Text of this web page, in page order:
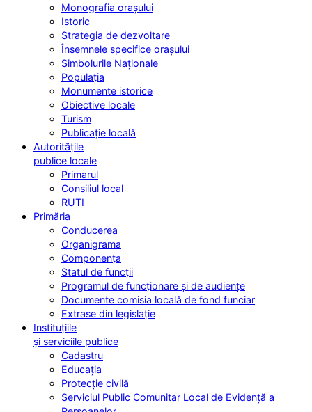
Monografia orașului
Istoric
Strategia de dezvoltare
Însemnele specifice orașului
Simbolurile Naționale
Populația
Monumente istorice
Obiective locale
Turism
Publicație locală
Autoritățile
publice locale
Primarul
Consiliul local
RUTI
Primăria
Conducerea
Organigrama
Componența
Statul de funcții
Programul de funcționare și de audiențe
Documente comisia locală de fond funciar
Extrase din legislație
Instituțiile
și serviciile publice
Cadastru
Educația
Protecție civilă
Serviciul Public Comunitar Local de Evidență a